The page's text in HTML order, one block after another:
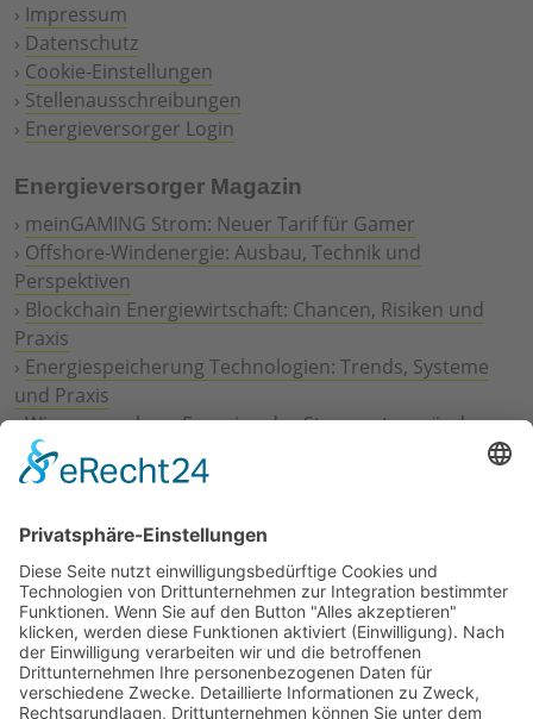
› Impressum
› Datenschutz
› Cookie-Einstellungen
› Stellenausschreibungen
› Energieversorger Login
Energieversorger Magazin
› meinGAMING Strom: Neuer Tarif für Gamer
› Offshore-Windenergie: Ausbau, Technik und
Perspektiven
› Blockchain Energiewirtschaft: Chancen, Risiken und
Praxis
› Energiespeicherung Technologien: Trends, Systeme
und Praxis
›Wie erneuerbare Energien das Stromnetz verändern
Digitalisierung Energiewirtschaft: Effizienz, Netze und
Prozesse
Geschäftsmodelle
›Vorstandswechsel Westenergie: Böddeling übernimmt
befristet
›Wasserstoff-Hochlauf: Dialog, Infrastruktur und
konkrete Schritte
›Solaranlage Regenbogenfarben: FC St. Pauli und
LichtBlick installieren erste weltweite Anlage